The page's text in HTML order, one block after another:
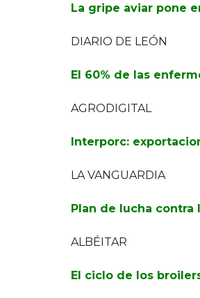
La gripe aviar pone
DIARIO DE LEÓN
El 60% de las
AGRODIGITAL
Interporc:
LA VANGUARDIA
Plan de lucha contra
ALBÉITAR
El ciclo de los